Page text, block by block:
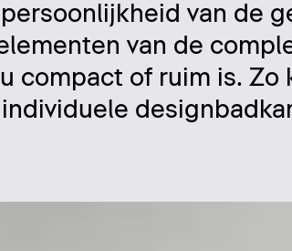
van de
van de
compact of ruim is. Zo